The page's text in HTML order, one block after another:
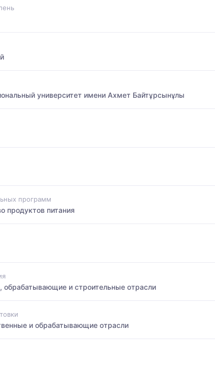
университет имени Ахмет Байтұрсынұлы
программ
продуктов питания
и строительные отрасли
и обрабатывающие отрасли